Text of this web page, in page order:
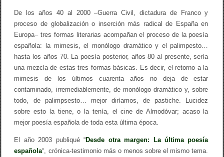
De los años 40 al 2000 –Guerra Civil, dictadura de Franco y
proceso de globalización o inserción más radical de España en
Europa– tres formas literarias acompañan el proceso de la poesía
española: la mimesis, el monólogo dramático y el palimpesto…
hasta los años 70. La poesía posterior, años 80 al presente, sería
una mezcla de estas tres formas básicas. Es decir, el retorno a la
mimesis de los últimos cuarenta años no deja de estar
contaminado, irremediablemente, de monólogo dramático y, sobre
todo, de palimpsesto… mejor diríamos, de pastiche. Lucidez
sobre esto la tiene, o la tenía, el cine de Almodóvar; acaso la
mejor poesía española de toda esta última época.
El año 2003 publiqué “Desde otra margen: La última poesía
española“, crónica-testimonio más o menos sobre el mismo tema.